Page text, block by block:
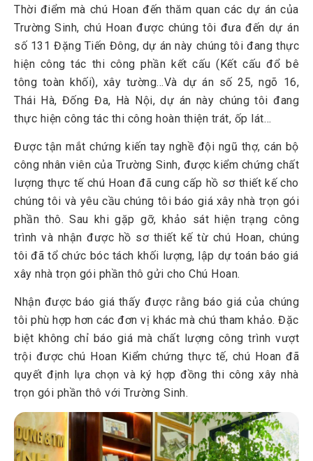
Thời điểm mà chú Hoan đến thăm quan các dự án của
Trường Sinh, chú Hoan được chúng tôi đưa đến dự án
số 131 Đặng Tiến Đông, dự án này chúng tôi đang thực
hiện công tác thi công phần kết cấu (Kết cấu đổ bê
tông toàn khối), xây tường…Và dự án số 25, ngõ 16,
Thái Hà, Đống Đa, Hà Nội, dự án này chúng tôi đang
thực hiện công tác thi công hoàn thiện trát, ốp lát…
Được tận mắt chứng kiến tay nghề đội ngũ thợ, cán bộ
công nhân viên của Trường Sinh, được kiểm chứng chất
lượng thực tế chú Hoan đã cung cấp hồ sơ thiết kế cho
chúng tôi và yêu cầu chúng tôi báo giá xây nhà trọn gói
phần thô. Sau khi gặp gỡ, khảo sát hiện trạng công
trình và nhận được hồ sơ thiết kế từ chú Hoan, chúng
tôi đã tổ chức bóc tách khối lượng, lập dự toán báo giá
xây nhà trọn gói phần thô gửi cho Chú Hoan.
Nhận được báo giá thấy được rằng báo giá của chúng
tôi phù hợp hơn các đơn vị khác mà chú tham khảo. Đặc
biệt không chỉ báo giá mà chất lượng công trình vượt
trội được chú Hoan Kiểm chứng thực tế, chú Hoan đã
quyết định lựa chọn và ký hợp đồng thi công xây nhà
trọn gói phần thô với Trường Sinh.